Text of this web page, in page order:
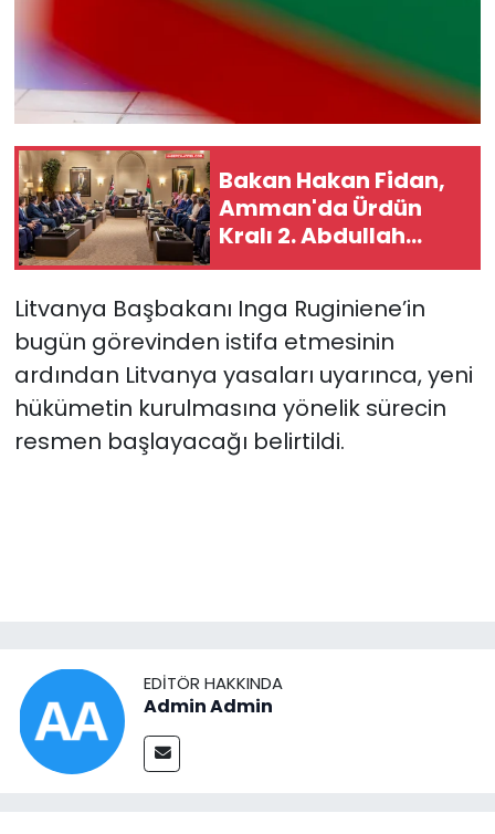
Bakan Hakan Fidan,
Amman'da Ürdün
Kralı 2. Abdullah
tarafından kabul
Litvanya Başbakanı Inga Ruginiene’in
bugün görevinden istifa etmesinin
ardından Litvanya yasaları uyarınca, yeni
hükümetin kurulmasına yönelik sürecin
resmen başlayacağı belirtildi.
EDITÖR HAKKINDA
Admin Admin